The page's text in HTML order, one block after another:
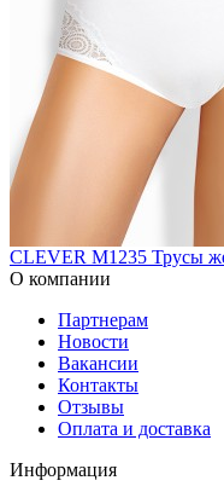
CLEVER M1235 Трусы
О компании
Партнерам
Новости
Вакансии
Контакты
Отзывы
Оплата и доставка
Информация